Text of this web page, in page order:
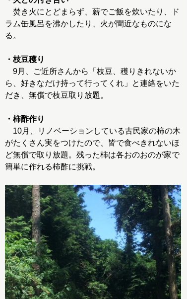
焚き火にとどまらず、薪でご飯を炊いたり、ド
ラム缶風呂を沸かしたり、火が間近なものにな
る。
・枝豆穫り
9月、ご近所さんから「枝豆、穫りきれないか
ら、好きなだけ持って行ってくれ」と連絡をいた
だき、無償で枝豆取り放題。
・柿酢作り
10月、リノベーションしている古民家の柿の木
がたくさん実をつけたので、皆で食べきれないほ
ど無償で取り放題。残った柿は各おのおのが家で
簡単に作れる柿酢に挑戦。